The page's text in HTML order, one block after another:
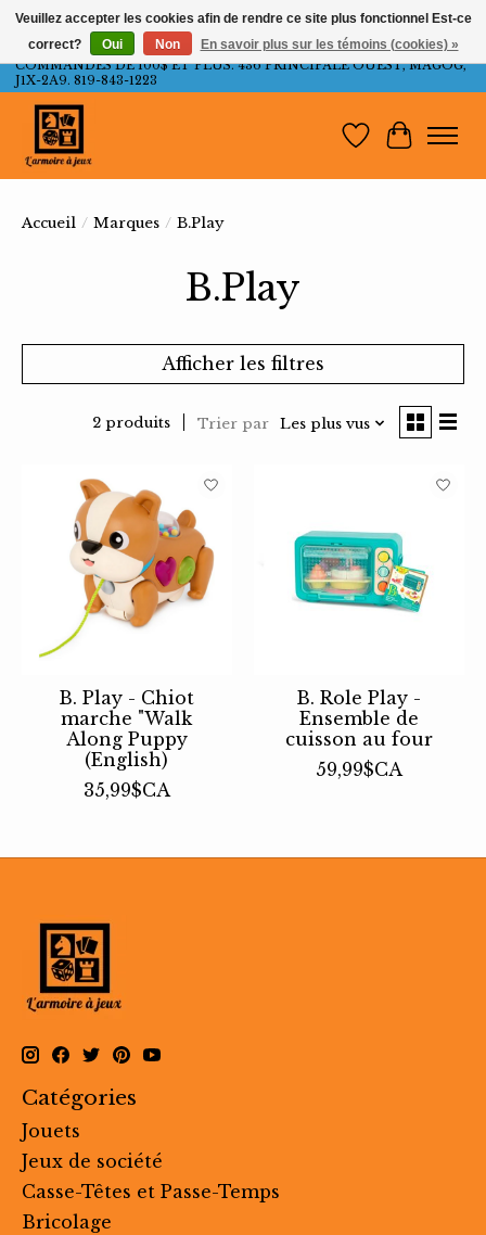
LIVRAISON GRATUITE AU QUÉBEC ET ONTARIO POUR LES
COMMANDES DE 100$ ET PLUS. 436 PRINCIPALE OUEST, MAGOG,
J1X-2A9. 819-843-1223
Liste dePanier
Accueil / Marques / B.Play
B.Play
Afficher les filtres
2 produits Trier par Les plus vus
B. Play - Chiot
marche "Walk
Along Puppy
(English)
35,99$CA
B. Role Play -
Ensemble de
cuisson au four
59,99$CA
Catégories
Jouets
Jeux de société
Casse-Têtes et Passe-Temps
Bricolage
Veuillez accepter les cookies afin de rendre ce site plus fonctionnel Est-ce
correct?
Oui Non En savoir plus sur les témoins (cookies) »